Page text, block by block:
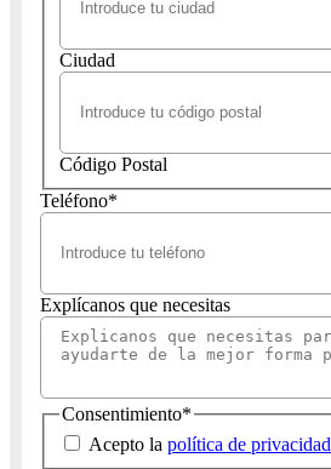
Ciudad
Código Postal
Teléfono*
Explícanos que necesitas
Consentimiento*
Acepto la política de privacidad